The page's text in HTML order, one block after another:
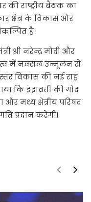
की राष्ट्रीय बैठक का
क्षेत्र के विकास और
है।
श्री नरेन्द्र मोदी और
में नक्सल उन्मूलन से
विकास की नई राह
कि इंद्रावती की गोद
मध्य क्षेत्रीय परिषद
प्रदान करेगी।